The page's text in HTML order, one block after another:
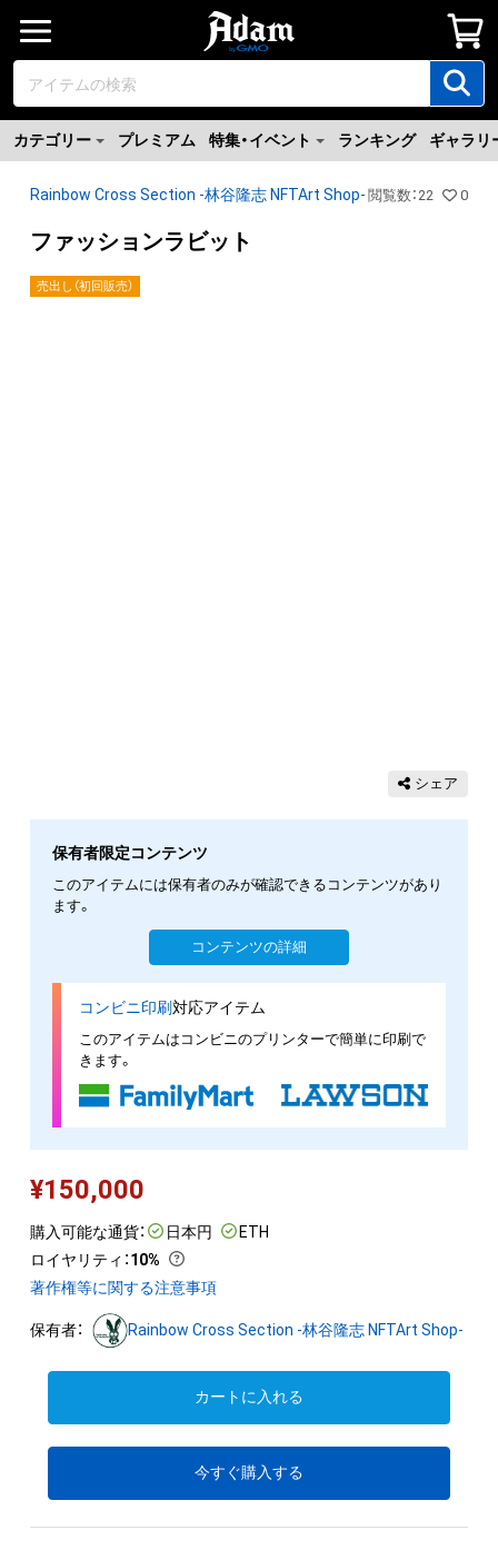
カテゴリー プレミアム 特集・イベント ランキング ギャラリ
Rainbow Cross Section -林谷隆志 NFTArt Shop- 閲覧数 ：22 0
ファッションラビット
売出し（初回販売）
シェア
保有者限定コンテンツ
このアイテムには保有者のみが確認できるコンテンツがあり
ます。
コンテンツの詳細
コンビニ印刷対応アイテム
このアイテムはコンビニのプリンターで簡単に印刷で
きます。
¥150,000
購入可能な通貨： 日本円
ETH
ロイヤリティ ：10%
著作権等に関する注意事項
保有者： Rainbow Cross Section -林谷隆志 NFTArt Shop-
カートに入れる
今すぐ購入する